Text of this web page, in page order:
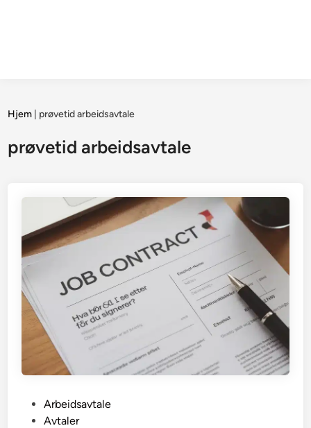
Hjem prøvetid arbeidsavtale
prøvetid arbeidsavtale
Arbeidsavtale
Avtaler